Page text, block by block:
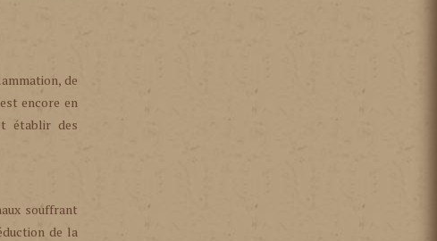
de
encore en
établir des
souffrant
de la